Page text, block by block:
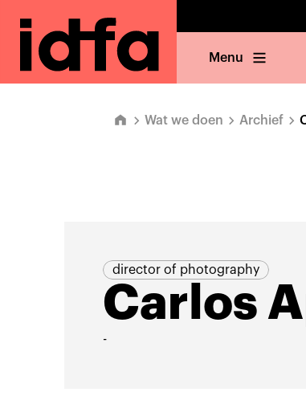
Menu
Wat we doen Archief
director of photography
Carlos
-